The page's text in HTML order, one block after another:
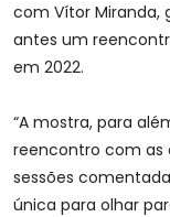
com Vítor Miranda,
antes um
em 2022.
“A mostra, para
reencontro com as
sessões
única para olhar